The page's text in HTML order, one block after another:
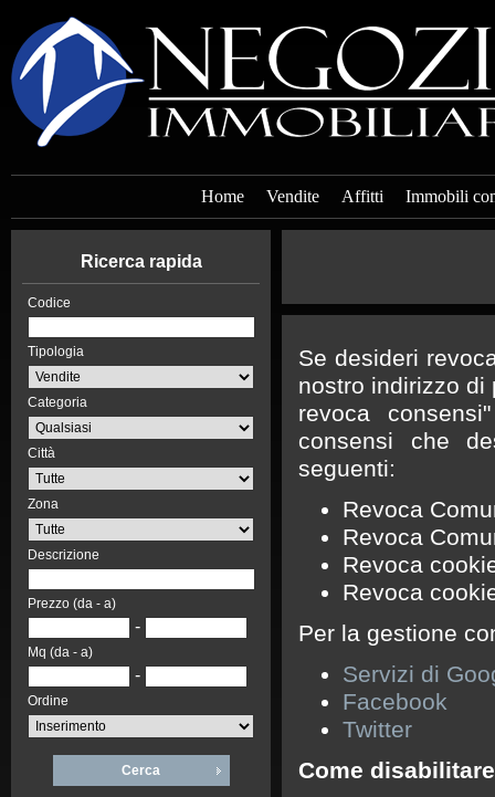
Home Vendite Affitti Immobili
Ricerca rapida
Codice
Tipologia
Categoria
Città
Zona
Descrizione
Prezzo (da - a)
-
Mq (da - a)
-
Ordine
Cerca
Se desideri
nostro indirizzo di
revoca
consensi che
seguenti:
Revoca
Revoca
Revoca
Revoca
Per la gestione
Servizi di
Facebook
Twitter
Come